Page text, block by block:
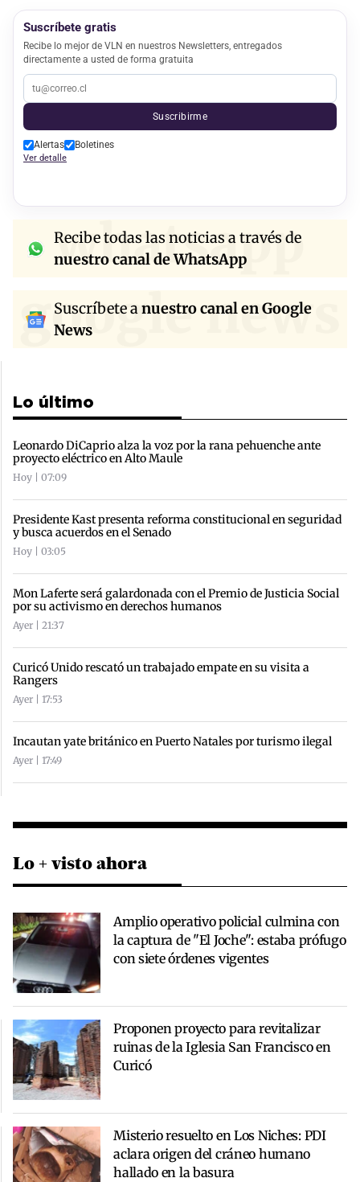
Suscríbete gratis
Recibe lo mejor de VLN en nuestros Newsletters, entregados
directamente a usted de forma gratuita
Suscribirme
Alertas Boletines
Ver detalle
whatsapp
Recibe todas las noticias a través de
nuestro canal de WhatsApp
google news
Suscríbete anuestro canal en Google
News
Lo último
Leonardo DiCaprio alza la voz por la rana pehuenche ante
proyecto eléctrico en Alto Maule
Hoy | 07:09
Presidente Kast presenta reforma constitucional en seguridad
y busca acuerdos en el Senado
Hoy | 03:05
Mon Laferte será galardonada con el Premio de Justicia Social
por su activismo en derechos humanos
Ayer | 21:37
Curicó Unido rescató un trabajado empate en su visita a
Rangers
Ayer | 17:53
Incautan yate británico en Puerto Natales por turismo ilegal
Ayer | 17:49
Lo + visto ahora
Amplio operativo policial culmina con
la captura de "El Joche": estaba prófugo
con siete órdenes vigentes
Proponen proyecto para revitalizar
ruinas de la Iglesia San Francisco en
Curicó
Misterio resuelto en Los Niches: PDI
aclara origen del cráneo humano
hallado en la basura